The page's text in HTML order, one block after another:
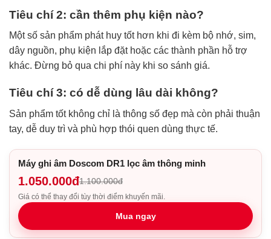
Tiêu chí 2: cần thêm phụ kiện nào?
Một số sản phẩm phát huy tốt hơn khi đi kèm bộ nhớ, sim,
dây nguồn, phụ kiện lắp đặt hoặc các thành phần hỗ trợ
khác. Đừng bỏ qua chi phí này khi so sánh giá.
Tiêu chí 3: có dễ dùng lâu dài không?
Sản phẩm tốt không chỉ là thông số đẹp mà còn phải thuận
tay, dễ duy trì và phù hợp thói quen dùng thực tế.
Máy ghi âm Doscom DR1 lọc âm thông minh
1.050.000đ1.100.000đ
Giá có thể thay đổi tùy thời điểm khuyến mãi.
Mua ngay